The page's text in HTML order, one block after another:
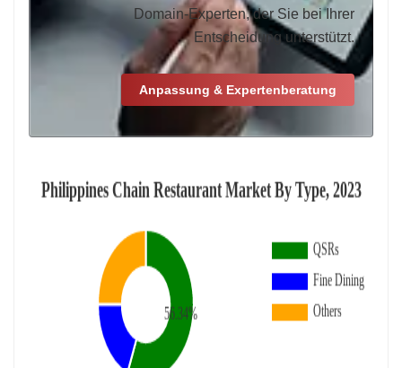
Domain-Experten, der Sie bei Ihrer
Entscheidung unterstützt.
Anpassung & Expertenberatung